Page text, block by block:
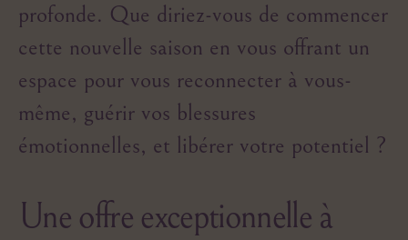
profonde. Que diriez-vous de commencer
cette nouvelle saison en vous offrant un
espace pour vous reconnecter à vous-
même, guérir vos blessures
émotionnelles, et libérer votre potentiel ?
Une offre exceptionnelle à